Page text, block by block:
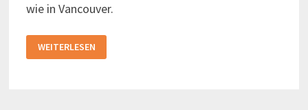
wie in Vancouver.
FLUGHAFEN
IN
WEITERLESEN